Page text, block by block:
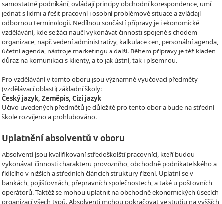
samostatné podnikání, ovládají principy obchodní korespondence, umí
jednat s lidmi a řešit pracovní i osobní problémové situace a zvládají
odbornou terminologii. Nedílnou součástí přípravy je i ekonomické
vzdělávání, kde se žáci naučí vykonávat činnosti spojené s chodem
organizace, např. vedení administrativy, kalkulace cen, personální agenda,
účetní agenda, nástroje marketingu a další. Během přípravy je též kladen
důraz na komunikaci s klienty, a to jak ústní, tak i písemnou.
Pro vzdělávání v tomto oboru jsou významné vyučovací předměty
(vzdělávací oblasti) základní školy:
Český jazyk, Zeměpis, Cizí jazyk
Učivo uvedených předmětů je důležité pro tento obor a bude na střední
škole rozvíjeno a prohlubováno.
Uplatnění absolventů v oboru
Absolventi jsou kvalifikovaní středoškolští pracovníci, kteří budou
vykonávat činnosti charakteru provozního, obchodně podnikatelského a
řídícího v nižších a středních článcích struktury řízení. Uplatní se v
bankách, pojišťovnách, přepravních společnostech, a také u poštovních
operátorů. Taktéž se mohou uplatnit na obchodně ekonomických úsecích
organizací všech typů. Absolventi mohou pokračovat ve studiu na vyšších